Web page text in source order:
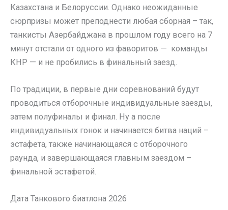
Казахстана и Белоруссии. Однако неожиданные
сюрпризы может преподнести любая сборная – так,
танкисты Азербайджана в прошлом году всего на 7
минут отстали от одного из фаворитов — команды
КНР — и не пробились в финальный заезд.
По традиции, в первые дни соревнований будут
проводиться отборочные индивидуальные заезды,
затем полуфиналы и финал. Ну а после
индивидуальных гонок и начинается битва наций –
эстафета, также начинающаяся с отборочного
раунда, и завершающаяся главным заездом –
финальной эстафетой.
Дата Танкового биатлона 2026